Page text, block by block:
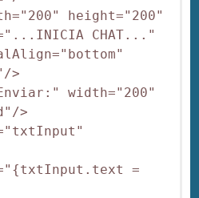
height="200"
CHAT..."
>
width="200"
>
=